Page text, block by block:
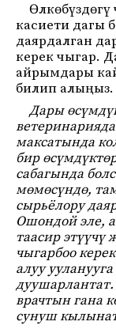
касиети дагы
даярдалган
керек чыгар.
айрымдары
билип алыңыз.
Дары
максатында
бир
сабагында
мөмөсүндө,
сырьёлору
Ошондой эле,
таасир этүүчү
чыгарбоо
алуу
врачтын гана
сунуш